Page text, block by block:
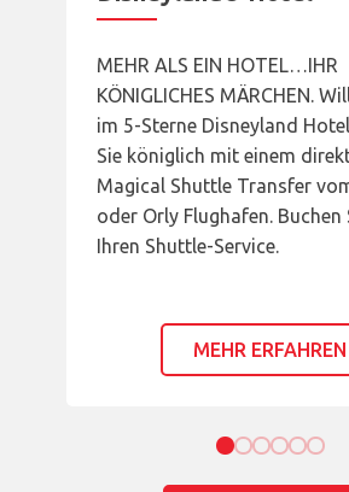
MEHR ALS EIN HOTEL…IHR
KÖNIGLICHES MÄRCHEN.
im 5-Sterne Disneyland
Sie königlich mit einem
Magical Shuttle Transfer
oder Orly Flughafen. Buchen
Ihren Shuttle-Service.
MEHR ERFAHREN